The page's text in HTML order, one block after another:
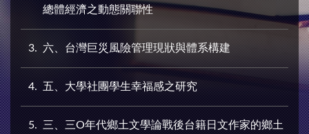
總體經濟之動態關聯性
3 六、台灣巨災風險管理現狀與體系構建
4 五、大學社團學生幸福感之研究
5
三、三O年代鄉土文學論戰後台籍日文作家的鄉土